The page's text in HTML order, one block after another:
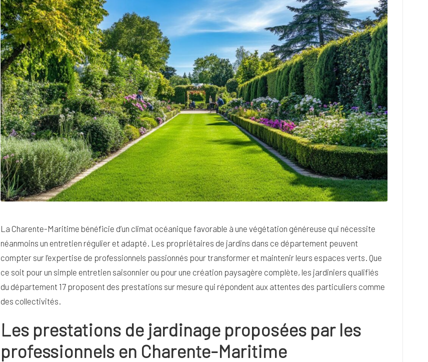
La Charente-Maritime bénéficie d’un climat océanique favorable à une végétation généreuse qui nécessite
néanmoins un entretien régulier et adapté. Les propriétaires de jardins dans ce département peuvent
compter sur l’expertise de professionnels passionnés pour transformer et maintenir leurs espaces verts. Que
ce soit pour un simple entretien saisonnier ou pour une création paysagère complète, les jardiniers qualifiés
du département 17 proposent des prestations sur mesure qui répondent aux attentes des particuliers comme
des collectivités.
Les prestations de jardinage proposées par les
professionnels en Charente-Maritime